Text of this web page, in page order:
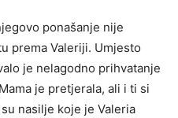
ponašanje nije
prema Valeriji. Umjesto
je nelagodno prihvatanje
je pretjerala, ali i ti si
nasilje koje je Valeria